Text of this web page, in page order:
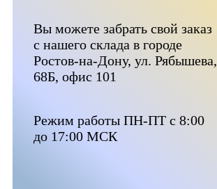
Вы можете забрать свой заказ
с нашего склада в городе
Ростов-на-Дону, ул. Рябышева,
68Б, офис 101
Режим работы ПН-ПТ с 8:00
до 17:00 МСК